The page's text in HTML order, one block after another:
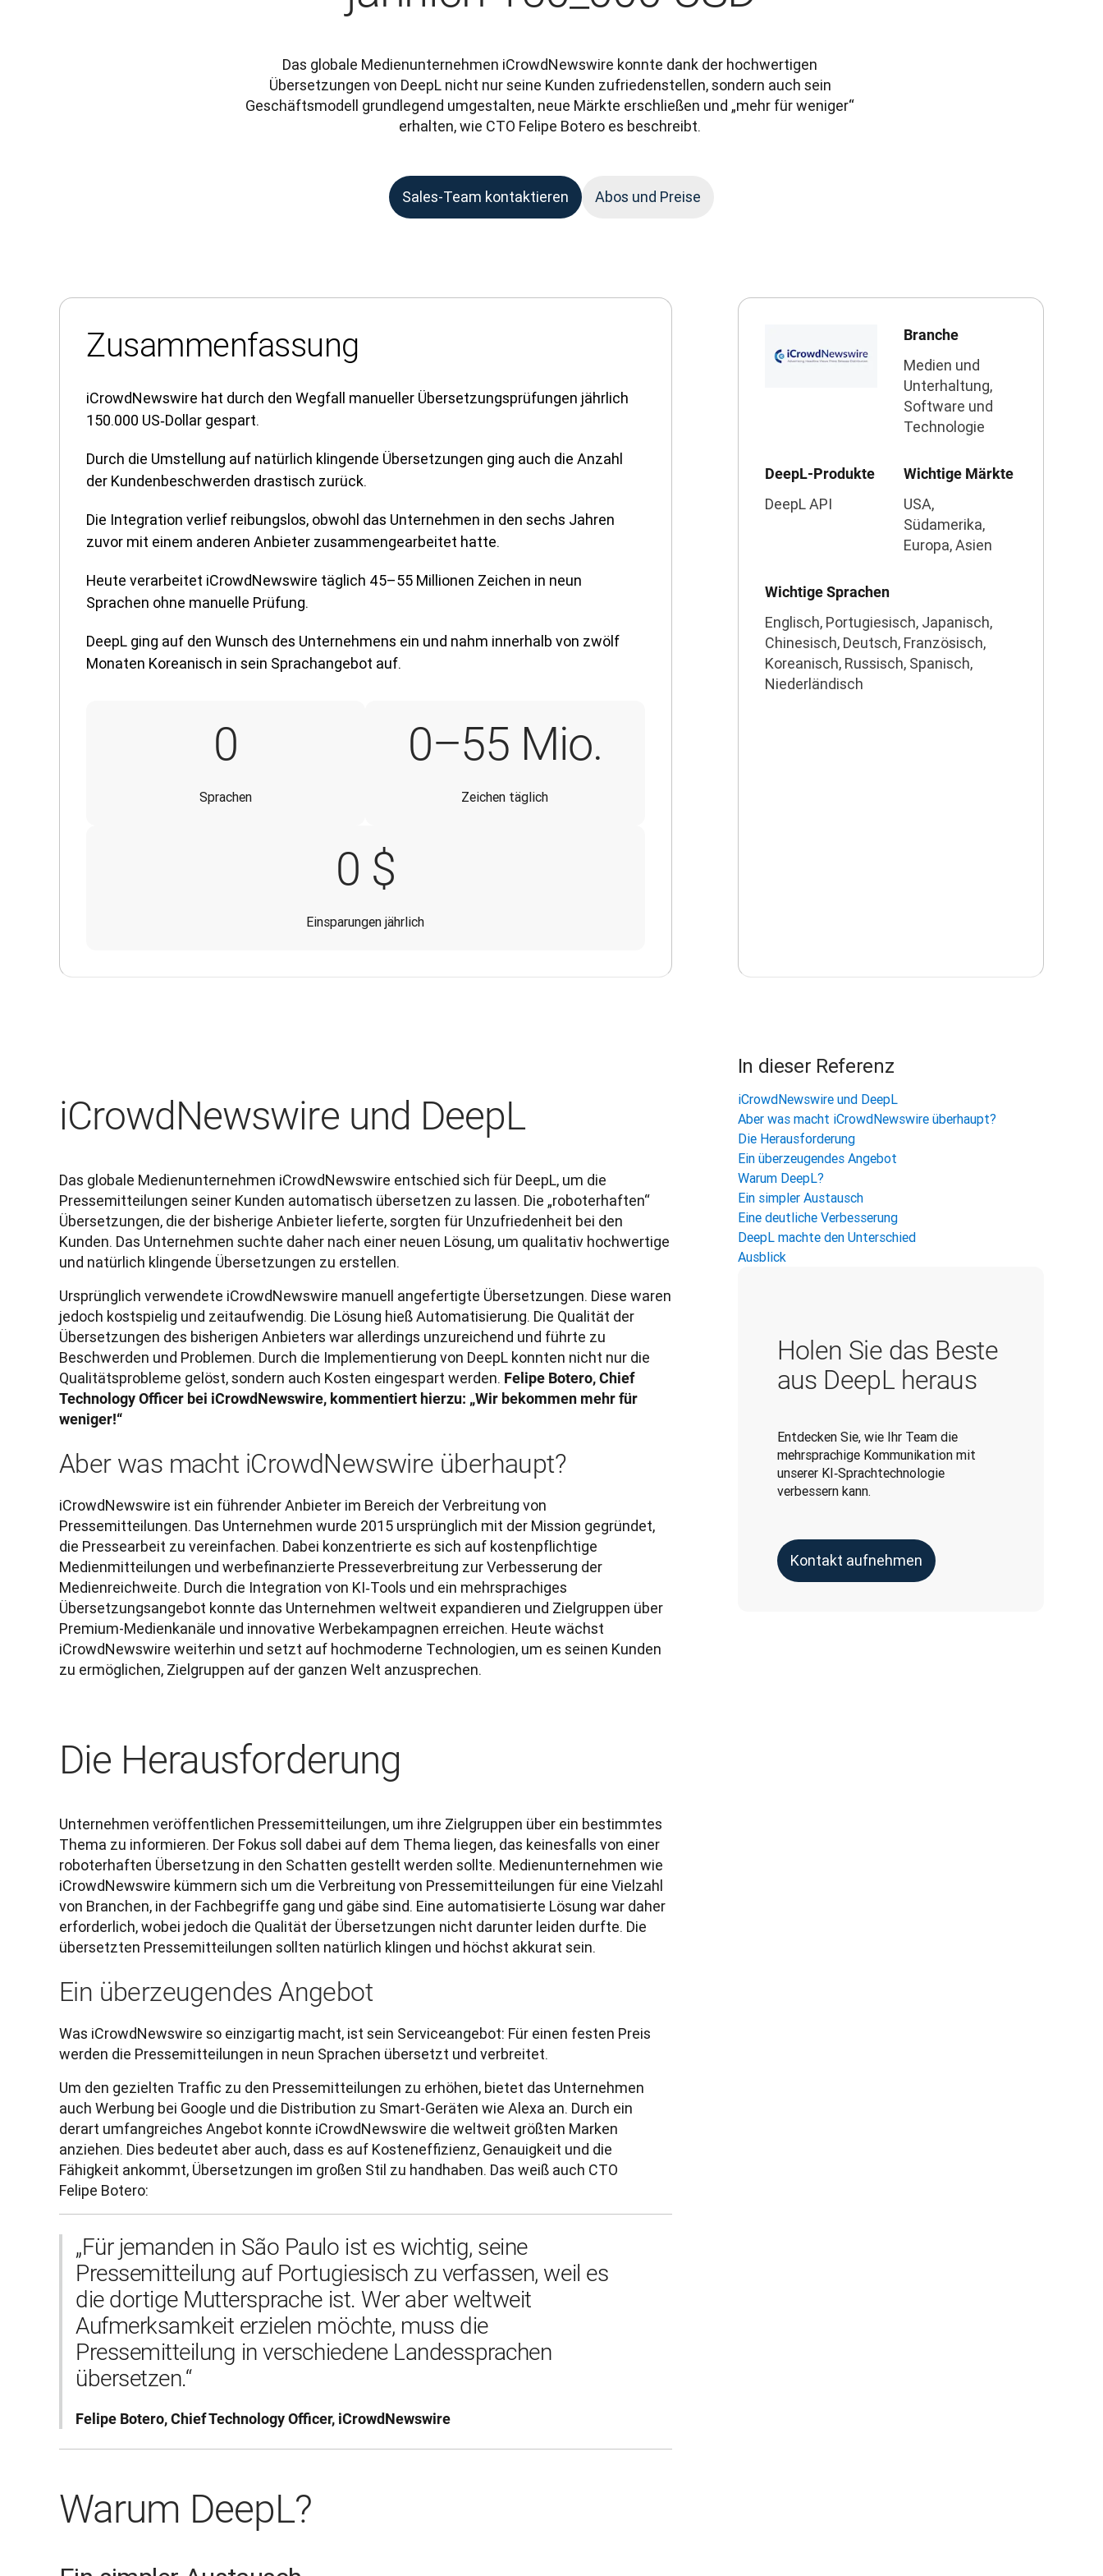
Das globale Medienunternehmen iCrowdNewswire konnte dank der hochwertigen
Übersetzungen von DeepL nicht nur seine Kunden zufriedenstellen, sondern auch sein
Geschäftsmodell grundlegend umgestalten, neue Märkte erschließen und „mehr für weniger“
erhalten, wie CTO Felipe Botero es beschreibt.
Sales-Team kontaktieren Abos und Preise
Zusammenfassung
iCrowdNewswire hat durch den Wegfall manueller Übersetzungsprüfungen jährlich
150.000 US‑Dollar gespart.
Durch die Umstellung auf natürlich klingende Übersetzungen ging auch die Anzahl
der Kundenbeschwerden drastisch zurück.
Die Integration verlief reibungslos, obwohl das Unternehmen in den sechs Jahren
zuvor mit einem anderen Anbieter zusammengearbeitet hatte.
Heute verarbeitet iCrowdNewswire täglich 45–55 Millionen Zeichen in neun
Sprachen ohne manuelle Prüfung.
DeepL ging auf den Wunsch des Unternehmens ein und nahm innerhalb von zwölf
Monaten Koreanisch in sein Sprachangebot auf.
0
Sprachen
0–55 Mio.
Zeichen täglich
0 $
Einsparungen jährlich
Branche
Medien und
Unterhaltung,
Software und
Technologie
DeepL-Produkte
DeepL API
Wichtige Märkte
USA,
Südamerika,
Europa, Asien
Wichtige Sprachen
Englisch, Portugiesisch, Japanisch,
Chinesisch, Deutsch, Französisch,
Koreanisch, Russisch, Spanisch,
Niederländisch
iCrowdNewswire und DeepL
Das globale Medienunternehmen iCrowdNewswire entschied sich für DeepL, um die
Pressemitteilungen seiner Kunden automatisch übersetzen zu lassen. Die „roboterhaften“
Übersetzungen, die der bisherige Anbieter lieferte, sorgten für Unzufriedenheit bei den
Kunden. Das Unternehmen suchte daher nach einer neuen Lösung, um qualitativ hochwertige
und natürlich klingende Übersetzungen zu erstellen.
Ursprünglich verwendete iCrowdNewswire manuell angefertigte Übersetzungen. Diese waren
jedoch kostspielig und zeitaufwendig. Die Lösung hieß Automatisierung. Die Qualität der
Übersetzungen des bisherigen Anbieters war allerdings unzureichend und führte zu
Beschwerden und Problemen. Durch die Implementierung von DeepL konnten nicht nur die
Qualitätsprobleme gelöst, sondern auch Kosten eingespart werden. Felipe Botero, Chief
Technology Officer bei iCrowdNewswire, kommentiert hierzu: „Wir bekommen mehr für
weniger!“
Aber was macht iCrowdNewswire überhaupt?
iCrowdNewswire ist ein führender Anbieter im Bereich der Verbreitung von
Pressemitteilungen. Das Unternehmen wurde 2015 ursprünglich mit der Mission gegründet,
die Pressearbeit zu vereinfachen. Dabei konzentrierte es sich auf kostenpflichtige
Medienmitteilungen und werbefinanzierte Presseverbreitung zur Verbesserung der
Medienreichweite. Durch die Integration von KI‑Tools und ein mehrsprachiges
Übersetzungsangebot konnte das Unternehmen weltweit expandieren und Zielgruppen über
Premium-Medienkanäle und innovative Werbekampagnen erreichen. Heute wächst
iCrowdNewswire weiterhin und setzt auf hochmoderne Technologien, um es seinen Kunden
zu ermöglichen, Zielgruppen auf der ganzen Welt anzusprechen.
Die Herausforderung
Unternehmen veröffentlichen Pressemitteilungen, um ihre Zielgruppen über ein bestimmtes
Thema zu informieren. Der Fokus soll dabei auf dem Thema liegen, das keinesfalls von einer
roboterhaften Übersetzung in den Schatten gestellt werden sollte. Medienunternehmen wie
iCrowdNewswire kümmern sich um die Verbreitung von Pressemitteilungen für eine Vielzahl
von Branchen, in der Fachbegriffe gang und gäbe sind. Eine automatisierte Lösung war daher
erforderlich, wobei jedoch die Qualität der Übersetzungen nicht darunter leiden durfte. Die
Ein überzeugendes Angebot
Was iCrowdNewswire so einzigartig macht, ist sein Serviceangebot: Für einen festen Preis
werden die Pressemitteilungen in neun Sprachen übersetzt und verbreitet.
Um den gezielten Traffic zu den Pressemitteilungen zu erhöhen, bietet das Unternehmen
auch Werbung bei Google und die Distribution zu Smart-Geräten wie Alexa an. Durch ein
derart umfangreiches Angebot konnte iCrowdNewswire die weltweit größten Marken
anziehen. Dies bedeutet aber auch, dass es auf Kosteneffizienz, Genauigkeit und die
Fähigkeit ankommt, Übersetzungen im großen Stil zu handhaben. Das weiß auch CTO
Felipe Botero:
„Für jemanden in São Paulo ist es wichtig, seine
Pressemitteilung auf Portugiesisch zu verfassen, weil es
die dortige Muttersprache ist. Wer aber weltweit
Aufmerksamkeit erzielen möchte, muss die
Pressemitteilung in verschiedene Landessprachen
übersetzen.“
Felipe Botero, Chief Technology Officer, iCrowdNewswire
Warum DeepL?
In dieser Referenz
iCrowdNewswire und DeepL
Aber was macht iCrowdNewswire überhaupt?
Die Herausforderung
Ein überzeugendes Angebot
Warum DeepL?
Ein simpler Austausch
Eine deutliche Verbesserung
DeepL machte den Unterschied
Ausblick
Holen Sie das Beste
aus DeepL heraus
Entdecken Sie, wie Ihr Team die
mehrsprachige Kommunikation mit
unserer KI‑Sprachtechnologie
verbessern kann.
Kontakt aufnehmen